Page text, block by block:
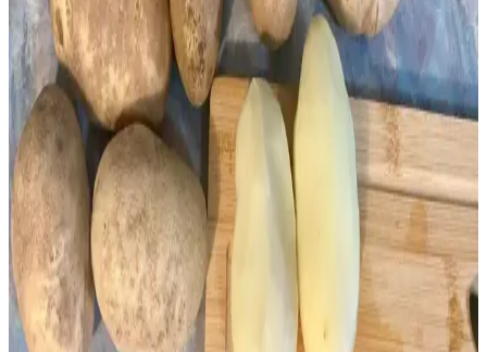
Toplu Alım ve Dondurarak Saklama Yöntemleri:
Ekmek, Süt ve Diğer Gıdaların Korunması
Toplu alım sonrası ekmek, süt ve diğer gıdaların dondurularak
saklanması, tazelik ve lezzetin korunmasını sağlar. Doğru
yöntemlerle maliyetler düşürülür, bozulma önlenir ve kullanım
kolaylığı artar.
Dondurulmuş Yaban Mersinleriyle Çeşitlendirilmiş
Tatlı ve Tuzlu Tarifler Rehberi
Dondurulmuş yaban mersinleriyle yapılabilecek tatlı ve tuzlu tarifler,
soslardan dondurmalara kadar geniş bir yelpazede sunuluyor.
Meyvenin doğal tadını koruyan alternatif tarifler keşfedebilirsiniz.
Büyük Miktarda Yeşil Soğanı Saklama ve